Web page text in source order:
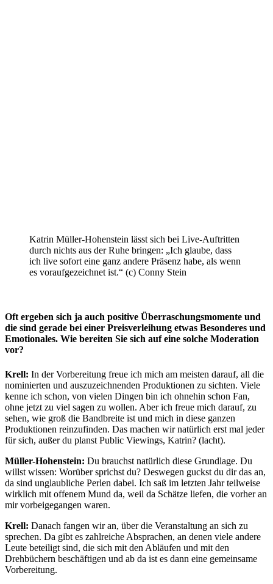
Katrin Müller-Hohenstein lässt sich bei Live-Auftritten
durch nichts aus der Ruhe bringen: „Ich glaube, dass
ich live sofort eine ganz andere Präsenz habe, als wenn
es voraufgezeichnet ist.“ (c) Conny Stein
Oft ergeben sich ja auch positive Überraschungsmomente und
die sind gerade bei einer Preisverleihung etwas Besonderes und
Emotionales. Wie bereiten Sie sich auf eine solche Moderation
vor?
Krell: In der Vorbereitung freue ich mich am meisten darauf, all die
nominierten und auszuzeichnenden Produktionen zu sichten. Viele
kenne ich schon, von vielen Dingen bin ich ohnehin schon Fan,
ohne jetzt zu viel sagen zu wollen. Aber ich freue mich darauf, zu
sehen, wie groß die Bandbreite ist und mich in diese ganzen
Produktionen reinzufinden. Das machen wir natürlich erst mal jeder
für sich, außer du planst Public Viewings, Katrin? (lacht).
Müller-Hohenstein: Du brauchst natürlich diese Grundlage. Du
willst wissen: Worüber sprichst du? Deswegen guckst du dir das an,
da sind unglaubliche Perlen dabei. Ich saß im letzten Jahr teilweise
wirklich mit offenem Mund da, weil da Schätze liefen, die vorher an
mir vorbeigegangen waren.
Krell: Danach fangen wir an, über die Veranstaltung an sich zu
sprechen. Da gibt es zahlreiche Absprachen, an denen viele andere
Leute beteiligt sind, die sich mit den Abläufen und mit den
Drehbüchern beschäftigen und ab da ist es dann eine gemeinsame
Vorbereitung.